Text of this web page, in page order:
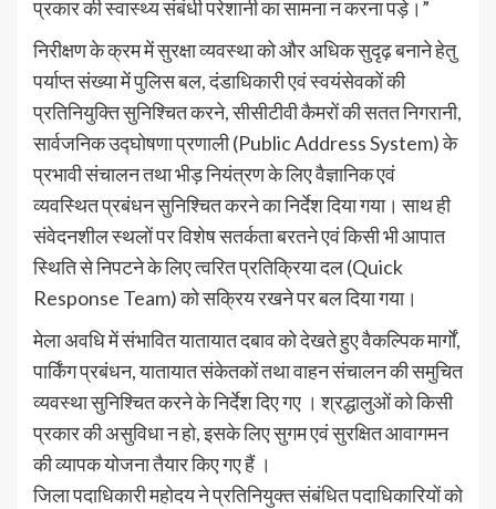
प्रकार की स्वास्थ्य संबंधी परेशानी का सामना न करना पड़े।”
निरीक्षण के क्रम में सुरक्षा व्यवस्था को और अधिक सुदृढ़ बनाने हेतु
पर्याप्त संख्या में पुलिस बल, दंडाधिकारी एवं स्वयंसेवकों की
प्रतिनियुक्ति सुनिश्चित करने, सीसीटीवी कैमरों की सतत निगरानी,
सार्वजनिक उद्घोषणा प्रणाली (Public Address System) के
प्रभावी संचालन तथा भीड़ नियंत्रण के लिए वैज्ञानिक एवं
व्यवस्थित प्रबंधन सुनिश्चित करने का निर्देश दिया गया। साथ ही
संवेदनशील स्थलों पर विशेष सतर्कता बरतने एवं किसी भी आपात
स्थिति से निपटने के लिए त्वरित प्रतिक्रिया दल (Quick
Response Team) को सक्रिय रखने पर बल दिया गया।
मेला अवधि में संभावित यातायात दबाव को देखते हुए वैकल्पिक मार्गों,
पार्किंग प्रबंधन, यातायात संकेतकों तथा वाहन संचालन की समुचित
व्यवस्था सुनिश्चित करने के निर्देश दिए गए । श्रद्धालुओं को किसी
प्रकार की असुविधा न हो, इसके लिए सुगम एवं सुरक्षित आवागमन
की व्यापक योजना तैयार किए गए हैं ।
जिला पदाधिकारी महोदय ने प्रतिनियुक्त संबंधित पदाधिकारियों को